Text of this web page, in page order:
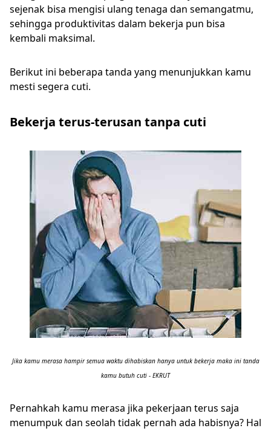
sejenak bisa mengisi ulang tenaga dan semangatmu,
sehingga produktivitas dalam bekerja pun bisa
kembali maksimal.
Berikut ini beberapa tanda yang menunjukkan kamu
mesti segera cuti.
Bekerja terus-terusan tanpa cuti
Jika kamu merasa hampir semua waktu dihabiskan hanya untuk bekerja maka ini tanda
kamu butuh cuti - EKRUT
Pernahkah kamu merasa jika pekerjaan terus saja
menumpuk dan seolah tidak pernah ada habisnya? Hal